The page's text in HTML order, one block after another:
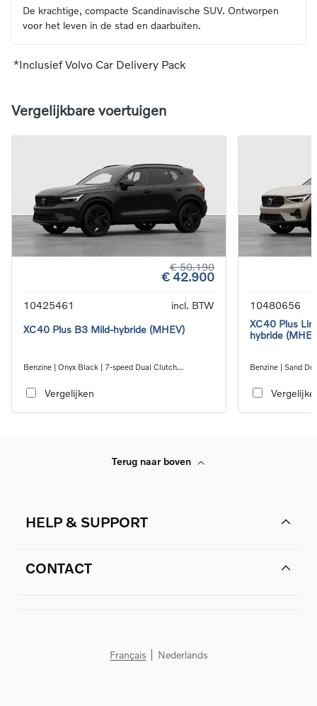
De krachtige, compacte Scandinavische SUV. Ontworpen
voor het leven in de stad en daarbuiten.
*Inclusief Volvo Car Delivery Pack
Vergelijkbare voertuigen
€ 50.190
€ 42.900
10425461
incl. BTW
XC40 Plus B3 Mild-hybride (MHEV)
Benzine | Onyx Black | 7-speed Dual Clutch
Vergelijken
10480656
XC40 Plus
hybride
Benzine | Sand
Terug naar boven
HELP & SUPPORT
CONTACT
Français Nederlands